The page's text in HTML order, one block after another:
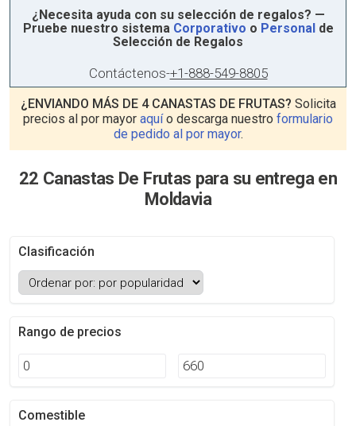
¿Necesita ayuda con su selección de regalos? —
Pruebe nuestro sistema Corporativo o Personalde
Selección de Regalos
Contáctenos-+1-888-549-8805
¿ENVIANDO MÁS DE 4 CANASTAS DE FRUTAS? Solicita
precios al por mayor aquío descarga nuestro formulario
de pedido al por mayor.
22 Canastas De Frutas para su entrega en
Moldavia
Clasificación
Rango de precios
Comestible